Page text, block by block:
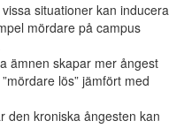
situationer kan inducera
mördare på campus
ämnen skapar mer ångest
lös” jämfört med
den kroniska ångesten kan